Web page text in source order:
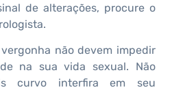
de alterações, procure o
não devem impedir
na sua vida sexual. Não
curvo interfira em seu